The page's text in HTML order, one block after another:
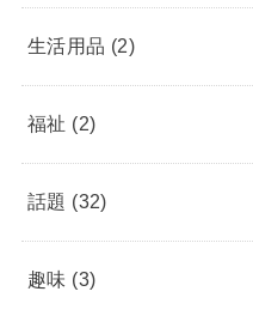
生活用品 (2)
福祉 (2)
話題 (32)
趣味 (3)